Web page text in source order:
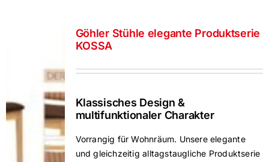
Göhler Stühle elegante Produktserie
KOSSA
Klassisches Design &
multifunktionaler Charakter
Vorrangig für Wohnräum. Unsere elegante
und gleichzeitig alltagstaugliche Produktserie